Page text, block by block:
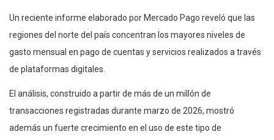
Un reciente informe elaborado por Mercado Pago reveló que las
regiones del norte del país concentran los mayores niveles de
gasto mensual en pago de cuentas y servicios realizados a través
de plataformas digitales.
El análisis, construido a partir de más de un millón de
transacciones registradas durante marzo de 2026, mostró
además un fuerte crecimiento en el uso de este tipo de